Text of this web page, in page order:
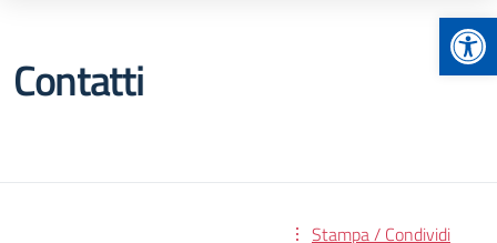
Contatti
Stampa / Condividi